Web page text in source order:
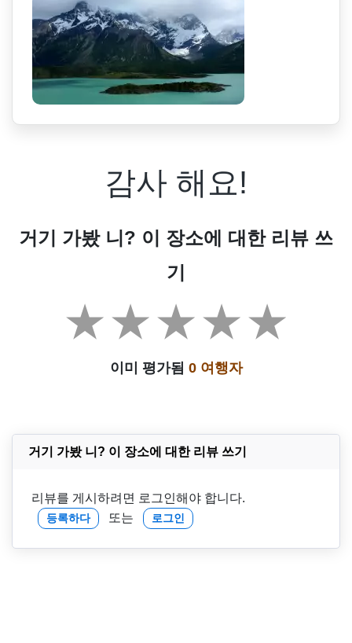
감사 해요!
거기 가봤 니? 이 장소에 대한 리뷰 쓰
기
이미 평가됨 0 여행자
거기 가봤 니? 이 장소에 대한 리뷰 쓰기
리뷰를 게시하려면 로그인해야 합니다.
등록하다 또는 로그인